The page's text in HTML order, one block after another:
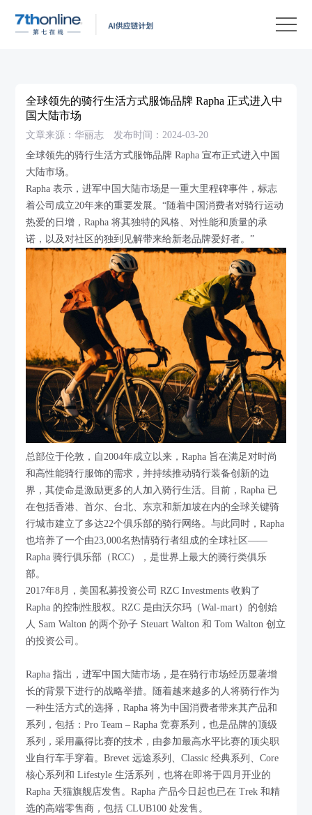
全球领先的骑行生活方式服饰品牌 Rapha 正式进入中
国大陆市场
文章来源：华丽志
发布时间：2024-03-20
全球领先的骑行生活方式服饰品牌 Rapha 宣布正式进入中国
大陆市场。
Rapha 表示，进军中国大陆市场是一重大里程碑事件，标志
着公司成立20年来的重要发展。“随着中国消费者对骑行运动
热爱的日增，Rapha 将其独特的风格、对性能和质量的承
诺，以及对社区的独到见解带来给新老品牌爱好者。”
总部位于伦敦，自2004年成立以来，Rapha 旨在满足对时尚
和高性能骑行服饰的需求，并持续推动骑行装备创新的边
界，其使命是激励更多的人加入骑行生活。目前，Rapha 已
在包括香港、首尔、台北、东京和新加坡在内的全球关键骑
行城市建立了多达22个俱乐部的骑行网络。与此同时，Rapha
也培养了一个由23,000名热情骑行者组成的全球社区——
Rapha 骑行俱乐部（RCC），是世界上最大的骑行类俱乐
部。
2017年8月，美国私募投资公司 RZC Investments 收购了
Rapha 的控制性股权。RZC 是由沃尔玛（Wal-mart）的创始
人 Sam Walton 的两个孙子 Steuart Walton 和 Tom Walton 创立
的投资公司。
Rapha 指出，进军中国大陆市场，是在骑行市场经历显著增
长的背景下进行的战略举措。随着越来越多的人将骑行作为
一种生活方式的选择，Rapha 将为中国消费者带来其产品和
系列，包括：Pro Team – Rapha 竞赛系列，也是品牌的顶级
系列，采用赢得比赛的技术，由参加最高水平比赛的顶尖职
业自行车手穿着。Brevet 远途系列、Classic 经典系列、Core
核心系列和 Lifestyle 生活系列，也将在即将于四月开业的
Rapha 天猫旗舰店发售。Rapha 产品今日起也已在 Trek 和精
选的高端零售商，包括 CLUB100 处发售。